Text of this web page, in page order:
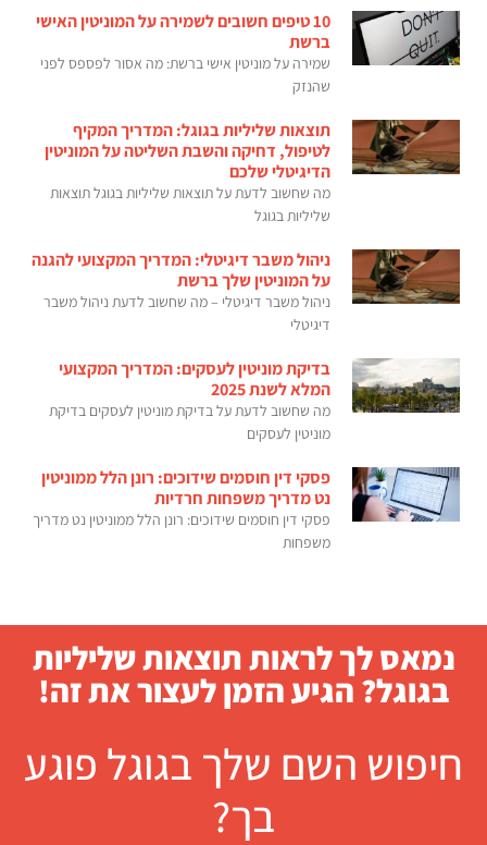
10 טיפים חשובים לשמירה על המוניטין האישי
ברשת
שמירה על מוניטין אישי ברשת: מה אסור לפספס לפני
שהנזק
תוצאות שליליות בגוגל: המדריך המקיף
לטיפול, דחיקה והשבת השליטה על המוניטין
הדיגיטלי שלכם
מה שחשוב לדעת על תוצאות שליליות בגוגל תוצאות
שליליות בגוגל
ניהול משבר דיגיטלי: המדריך המקצועי להגנה
על המוניטין שלך ברשת
ניהול משבר דיגיטלי – מה שחשוב לדעת ניהול משבר
דיגיטלי
בדיקת מוניטין לעסקים: המדריך המקצועי
המלא לשנת 2025
מה שחשוב לדעת על בדיקת מוניטין לעסקים בדיקת
מוניטין לעסקים
פסקי דין חוסמים שידוכים: רונן הלל ממוניטין
נט מדריך משפחות חרדיות
פסקי דין חוסמים שידוכים: רונן הלל ממוניטין נט מדריך
משפחות
נמאס לך לראות תוצאות שליליות
בגוגל? הגיע הזמן לעצור את זה!
חיפוש השם שלך בגוגל פוגע
בך?